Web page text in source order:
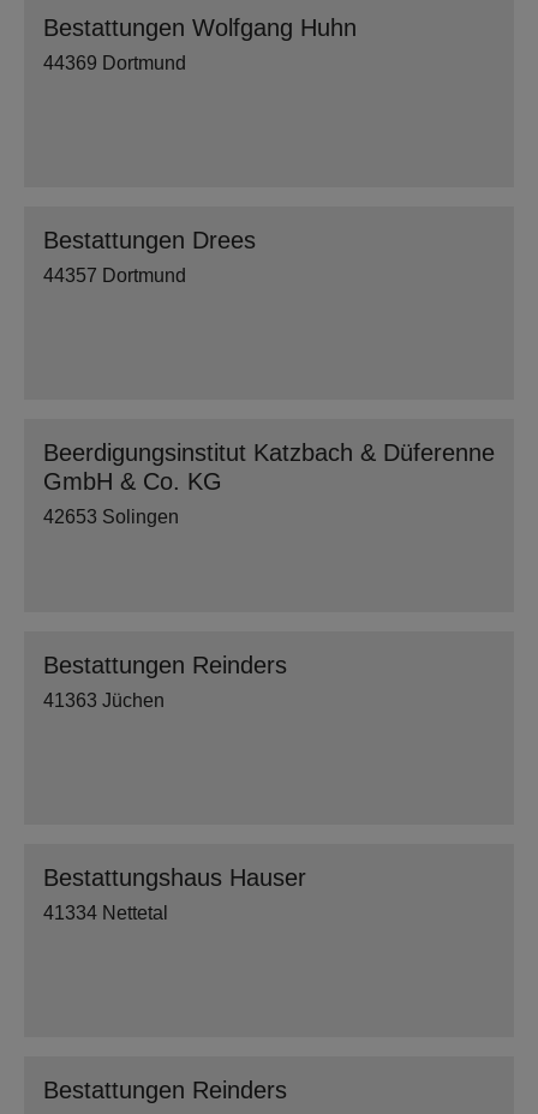
Bestattungen Wolfgang Huhn
44369 Dortmund
Bestattungen Drees
44357 Dortmund
Beerdigungsinstitut Katzbach & Düferenne
GmbH & Co. KG
42653 Solingen
Bestattungen Reinders
41363 Jüchen
Bestattungshaus Hauser
41334 Nettetal
Bestattungen Reinders